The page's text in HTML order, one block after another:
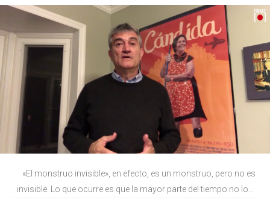
«El monstruo invisible», en efecto, es un monstruo, pero no es
invisible. Lo que ocurre es que la mayor parte del tiempo no lo...